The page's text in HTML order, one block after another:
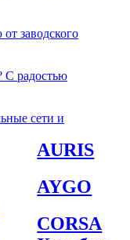
заводского
С радостью
сети и
AURIS
AYGO
CORSA